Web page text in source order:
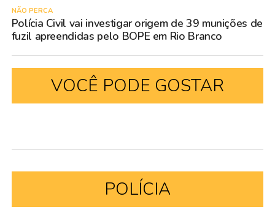
NÃO PERCA
Polícia Civil vai investigar origem de 39 munições de
fuzil apreendidas pelo BOPE em Rio Branco
VOCÊ PODE GOSTAR
POLÍCIA